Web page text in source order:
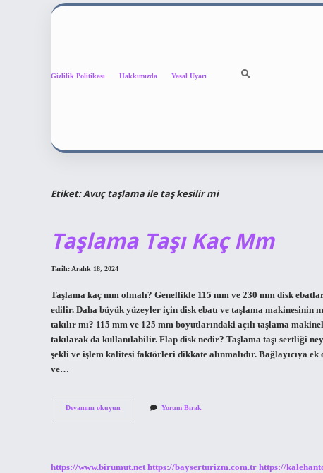
Gizlilik Politikası Hakkımızda Yasal Uyarı
Etiket:Avuç taşlama ile taş kesilir mi
Taşlama Taşı Kaç Mm
Tarih: Aralık 18, 2024
Taşlama kaç mm olmalı? Genellikle 115 mm ve 230 mm disk
edilir. Daha büyük yüzeyler için disk ebatı ve taşlama makinesinin
takılır mı? 115 mm ve 125 mm boyutlarındaki açılı taşlama
takılarak da kullanılabilir. Flap disk nedir? Taşlama taşı sertliği
şekli ve işlem kalitesi faktörleri dikkate alınmalıdır. Bağlayıcıya
ve…
Devamını okuyun
Taşı
Yorum Bırak
https://www.birumut.net https://bayserturizm.com.tr https://